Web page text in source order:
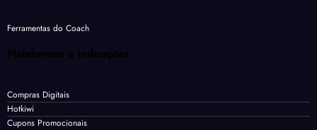
Ferramentas do Coach
Plataformas e indicações
Compras Digitais
Hotkiwi
Cupons Promocionais